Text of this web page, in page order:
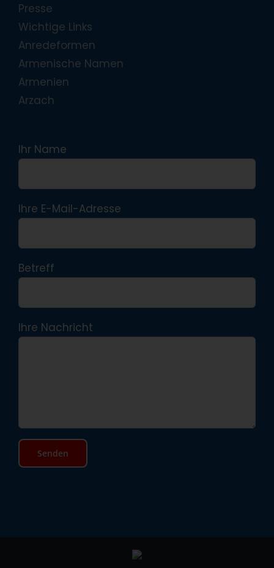
Presse
Wichtige Links
Anredeformen
Armenische Namen
Armenien
Arzach
Ihr Name
Ihre E-Mail-Adresse
Betreff
Ihre Nachricht